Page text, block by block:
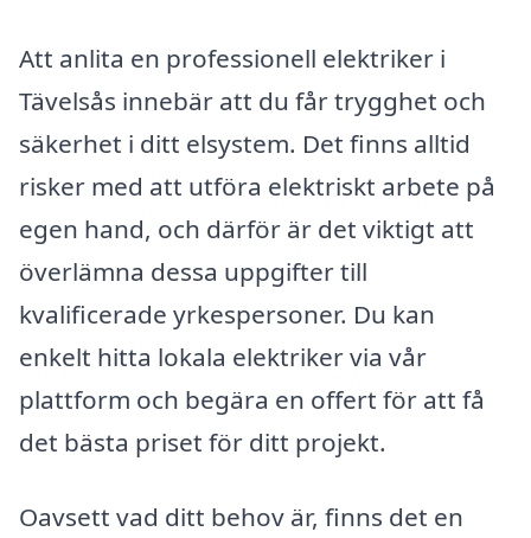
Att anlita en professionell elektriker i
Tävelsås innebär att du får trygghet och
säkerhet i ditt elsystem. Det finns alltid
risker med att utföra elektriskt arbete på
egen hand, och därför är det viktigt att
överlämna dessa uppgifter till
kvalificerade yrkespersoner. Du kan
enkelt hitta lokala elektriker via vår
plattform och begära en offert för att få
det bästa priset för ditt projekt.
Oavsett vad ditt behov är, finns det en